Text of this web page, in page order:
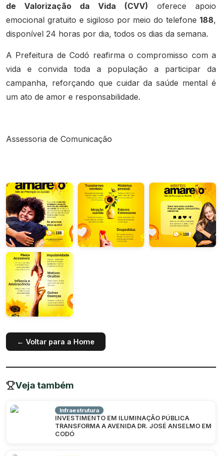
de Valorização da Vida (CVV) oferece apoio
emocional gratuito e sigiloso por meio do telefone 188,
disponível 24 horas por dia, todos os dias da semana.
A Prefeitura de Codó reafirma o compromisso com a
vida e convida toda a população a participar da
campanha, reforçando que cuidar da saúde mental é
um ato de amor e responsabilidade.
Assessoria de Comunicação
← Voltar para a Home
Veja também
Infraestrutura
INVESTIMENTO EM ILUMINAÇÃO PÚBLICA
TRANSFORMA A AVENIDA DR. JOSÉ ANSELMO EM
CODÓ